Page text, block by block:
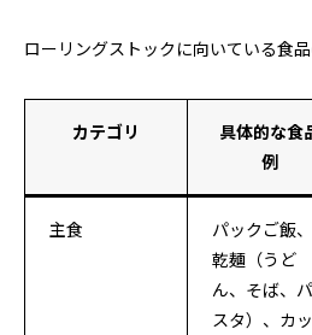
ローリングストックに向いている食
カテゴリ
具体的な食
例
主食
パックご飯、
乾麺（うど
ん、そば、パ
スタ）、カッ